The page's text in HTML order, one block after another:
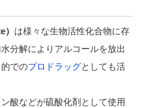
は様々な生物活性化合物に存
分解によりアルコールを放出
でのプロドラッグとしても活
酸などが硫酸化剤として使用